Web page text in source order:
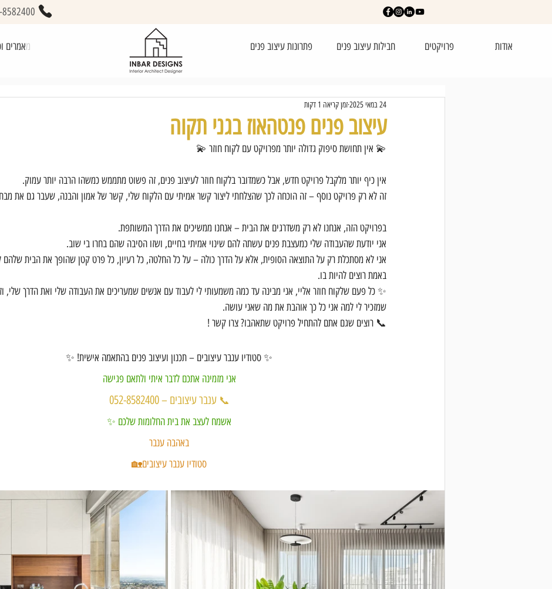
מאמרים פתרונות עיצוב פנים חבילות עיצוב פנים פרויקטים אודות
עיצוב פנים פנטהאוז בגני תקוה
24 במאי 2025 זמן קריאה 1 דקות
💫 אין תחושת סיפוק גדולה יותר מפרויקט עם לקוח חוזר 💫
אין כיף יותר מלקבל פרויקט חדש, אבל כשמדובר בלקוח חוזר לעיצוב פנים, זה פשוט מתממש כמשהו הרבה יותר עמוק.
זה לא רק פרויקט נוסף – זה הוכחה לכך שהצלחתי ליצור קשר אמיתי עם הלקוח שלי, קשר של אמון והבנה, שעבר גם את
בפרויקט הזה, אנחנו לא רק משדרגים את הבית – אנחנו ממשיכים את הדרך המשותפת.
אני יודעת שהעבודה שלי כמעצבת פנים עשתה להם שינוי אמיתי בחיים, ושזו הסיבה שהם בחרו בי שוב.
אני לא מסתכלת רק על התוצאה הסופית, אלא על הדרך כולה – על כל החלטה, כל רעיון, כל פרט קטן שהופך את הבית
באמת רוצים להיות בו.
✨ כל פעם שלקוח חוזר אליי, אני מבינה עד כמה משמעותי לי לעבוד עם אנשים שמעריכים את העבודה שלי ואת הדרך שלי,
שמזכיר לי למה אני כל כך אוהבת את מה שאני עושה.
📞 רוצים שגם אתם להתחיל פרויקט שתאהבו? צרו קשר !
✨ סטודיו ענבר עיצובים – תכנון ועיצוב פנים בהתאמה אישית! ✨
אני מזמינה אתכם לדבר איתי ולתאם פגישה
📞 ענבר עיצובים – 052-8582400
אשמח לעצב את בית החלומות שלכם ✨
באהבה ענבר
סטודיו ענבר עיצובים🏡